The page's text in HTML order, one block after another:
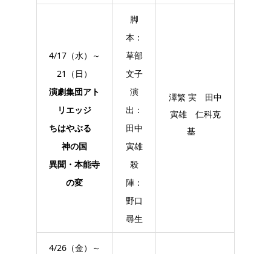
4/17（水）～
21（日）
演劇集団アト
リエッジ
ちはやぶる
神の国
異聞・本能寺
の変
脚
本：
草部
文子
演
出：
田中
寅雄
殺
陣：
野口
尋生
澤繁 実 田中
寅雄 仁科克
基
4/26（金）～